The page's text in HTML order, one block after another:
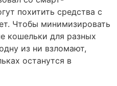
похитить средства с
Чтобы минимизировать
кошельки для разных
из ни взломают,
останутся в